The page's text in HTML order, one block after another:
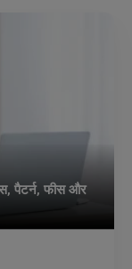
पैटर्न, फीस और